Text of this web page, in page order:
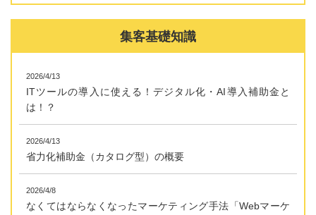
集客基礎知識
2026/4/13
ITツールの導入に使える！デジタル化・AI導入補助金と
は！？
2026/4/13
省力化補助金（カタログ型）の概要
2026/4/8
なくてはならなくなったマーケティング手法「Webマーケ